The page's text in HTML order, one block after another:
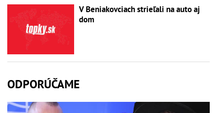
V Beniakovciach strieľali na auto aj
dom
ODPORÚČAME